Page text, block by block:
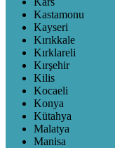
Kastamonu
Kayseri
Kırıkkale
Kırklareli
Kırşehir
Kilis
Kocaeli
Konya
Kütahya
Malatya
Manisa